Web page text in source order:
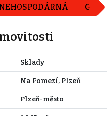
G
Sklady
Na Pomezí, Plzeň
Plzeň-město